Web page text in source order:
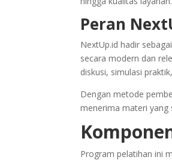
Peran
NextUp.id hadir
secara modern dan
diskusi, simulasi
Dengan metode
menerima materi yang
Program pelatihan ini